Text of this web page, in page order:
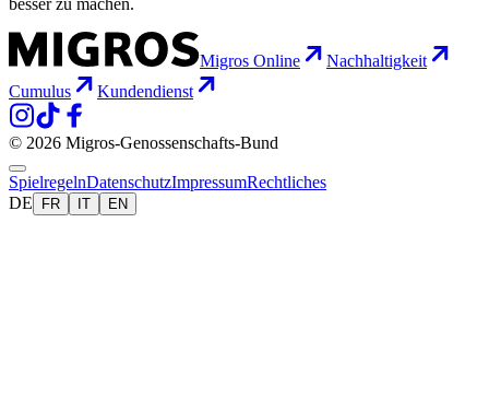
besser zu machen.
Migros Online
Nachhaltigkeit
Cumulus
Kundendienst
© 2026 Migros-Genossenschafts-Bund
SpielregelnDatenschutzImpressumRechtliches
DE
FR IT EN